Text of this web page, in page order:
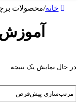
خانه/محصولات
در حال نمایش یک نتیجه